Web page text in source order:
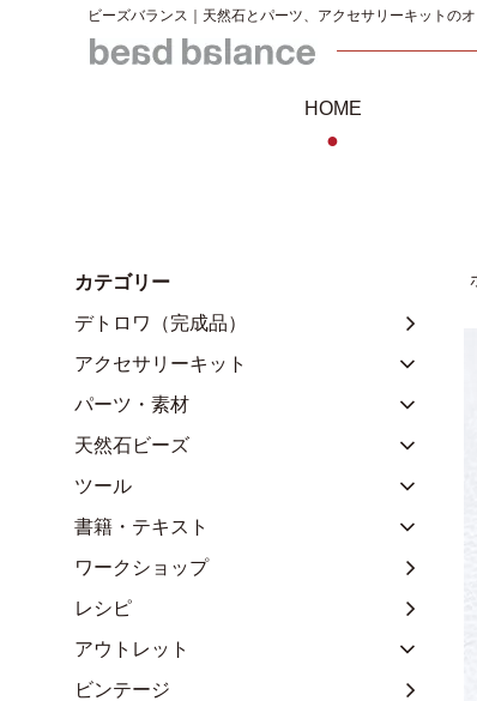
ビーズバランス｜天然石とパーツ、アクセサリーキットの
HOME
●
カテゴリー
デトロワ（完成品）
アクセサリーキット
パーツ・素材
天然石ビーズ
ツール
書籍・テキスト
ワークショップ
レシピ
アウトレット
ビンテージ